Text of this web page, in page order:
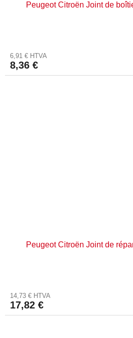
Peugeot Citroën Joint de
6,91 € HTVA
8,36 €
Peugeot Citroën Joint de
14,73 € HTVA
17,82 €